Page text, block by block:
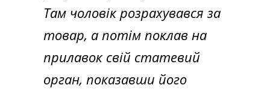
Там чоловік розрахувався за
товар, а потім поклав на
прилавок свій статевий
орган, показавши його